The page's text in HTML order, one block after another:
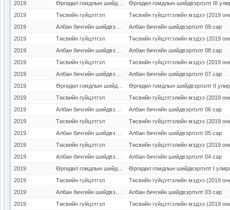
2019
Өргөдөл гомдлын шийдвэрлэлт III
2019
Төсвийн гүйцэтгэл
Төсвийн гүйцэтгэлийн мэдээ (2019
2019
Албан бичгийн шийдвэрлэлт 09 сар
2019
Төсвийн гүйцэтгэл
Төсвийн гүйцэтгэлийн мэдээ (2019
2019
Албан бичгийн шийдвэрлэлт 08 сар
2019
Төсвийн гүйцэтгэл
Төсвийн гүйцэтгэлийн мэдээ (2019
2019
Албан бичгийн шийдвэрлэлт 07 сар
2019
Өргөдөл гомдлын шийдвэрлэлт II
2019
Төсвийн гүйцэтгэл
Төсвийн гүйцэтгэлийн мэдээ (2019
2019
Албан бичгийн шийдвэрлэлт 06 сар
2019
Төсвийн гүйцэтгэл
Төсвийн гүйцэтгэлийн мэдээ (2019
2019
Албан бичгийн шийдвэрлэлт 05 сар
2019
Төсвийн гүйцэтгэл
Төсвийн гүйцэтгэлийн мэдээ (2019
2019
Албан бичгийн шийдвэрлэлт 04 сар
2019
Өргөдөл гомдлын шийдвэрлэлт I
2019
Төсвийн гүйцэтгэл
Төсвийн гүйцэтгэлийн мэдээ (2019
2019
Албан бичгийн шийдвэрлэлт 03 сар
2019
Төсвийн гүйцэтгэл
Төсвийн гүйцэтгэлийн мэдээ (2019